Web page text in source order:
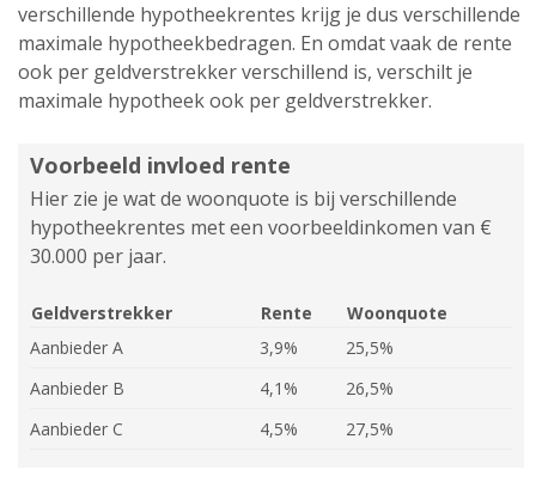
verschillende hypotheekrentes krijg je dus verschillende
maximale hypotheekbedragen. En omdat vaak de rente
ook per geldverstrekker verschillend is, verschilt je
maximale hypotheek ook per geldverstrekker.
Voorbeeld invloed rente
Hier zie je wat de woonquote is bij verschillende
hypotheekrentes met een voorbeeldinkomen van €
30.000 per jaar.
Geldverstrekker Rente
Woonquote
Aanbieder A
3,9%
25,5%
Aanbieder B
4,1%
26,5%
Aanbieder C
4,5% 27,5%